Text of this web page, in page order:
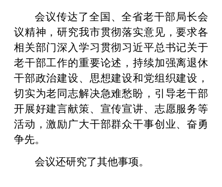
会议传达了全国、全省老干部局长会
议精神，研究我市贯彻落实意见，要求各
相关部门深入学习贯彻习近平总书记关于
老干部工作的重要论述，持续加强离退休
干部政治建设、思想建设和党组织建设，
切实为老同志解决急难愁盼，引导老干部
开展好建言献策、宣传宣讲、志愿服务等
活动，激励广大干部群众干事创业、奋勇
争先。
会议还研究了其他事项。